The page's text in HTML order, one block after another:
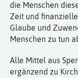
die Menschen
Zeit und
Glaube und
Menschen zu tun
Alle Mittel aus
ergänzend zu